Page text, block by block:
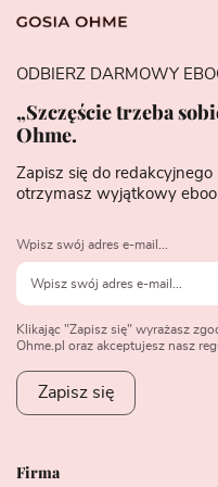
Firma
ODBIERZ DARMOWY
„Szczęście trzeba
Ohme.
Zapisz się do
otrzymasz wyjątkowy
Wpisz swój adres e-mail...
Klikając "Zapisz się" wyrażasz
Ohme.pl oraz akceptujesz nasz
Zapisz się